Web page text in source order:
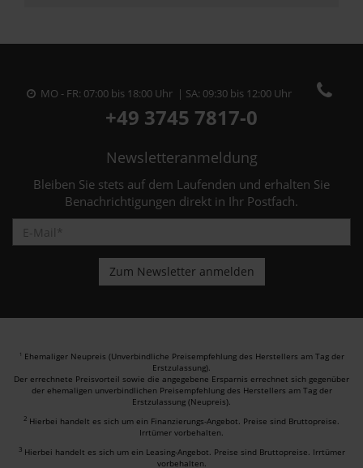
MO - FR: 07:00 bis 18:00 Uhr | SA: 09:30 bis 12:00 Uhr
+49 3745 7817-0
Newsletteranmeldung
Bleiben Sie stets auf dem Laufenden und erhalten Sie
Benachrichtigungen direkt in Ihr Postfach.
1 Ehemaliger Neupreis (Unverbindliche Preisempfehlung des Herstellers am Tag der
Erstzulassung).
Der errechnete Preisvorteil sowie die angegebene Ersparnis errechnet sich gegenüber
der ehemaligen unverbindlichen Preisempfehlung des Herstellers am Tag der
Erstzulassung (Neupreis).
2 Hierbei handelt es sich um ein Finanzierungs-Angebot. Preise sind Bruttopreise.
Irrtümer vorbehalten.
3 Hierbei handelt es sich um ein Leasing-Angebot. Preise sind Bruttopreise. Irrtümer
vorbehalten.